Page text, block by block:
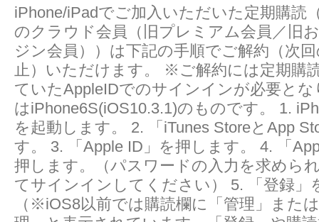
iPhone/iPadでご加入いただいた定期購読
のクラウド会員（旧プレミアム会員／旧
ジン会員））は下記の手順でご解約（次
止）いただけます。 ※ご解約には定期購
ていたAppleIDでのサインインが必要と
はiPhone6S(iOS10.3.1)のものです。 1.
を起動します。 2. 「iTunes StoreとApp
す。 3. 「Apple ID」を押します。 4. 「
押します。（パスワードの入力を求めら
てサインインしてください） 5. 「登録」
（※iOS8以前では購読欄に「管理」また